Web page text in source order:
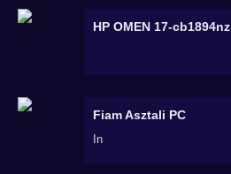
HP OMEN 17-cb1894nz
FiamAsztali PC
In